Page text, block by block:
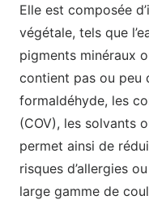
Elle est composée
végétale, tels que
pigments minéraux
contient pas ou peu
formaldéhyde, les
(COV), les solvants
permet ainsi de
risques d’allergies
large gamme de